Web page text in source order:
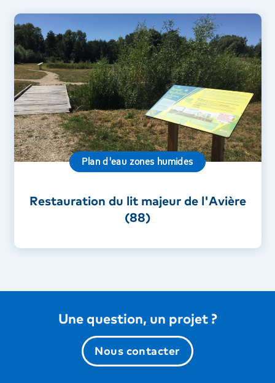
Plan d'eau zones humides
Restauration du lit majeur de l'Avière
(88)
Une question, un projet ?
Nous contacter